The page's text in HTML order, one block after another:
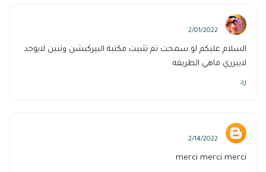
2/01/2022
السلام عليكم لو سمحت تم تثبيت مكتبة البيركيشن وتبين لايوجد
لايبرري ماهي الطريقه
رد
2/14/2022
merci merci merci